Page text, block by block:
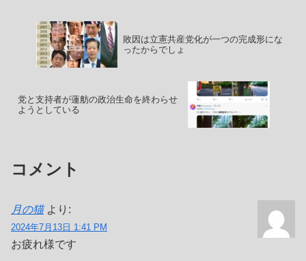
敗因は立憲共産党化が一つの完成形にな
ったからでしょ
党と支持者が蓮舫の政治生命を終わらせ
ようとしている
コメント
月の猫 より:
2024年7月13日 1:41 PM
お疲れ様です